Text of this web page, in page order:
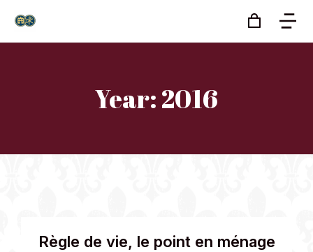
Year: 2016
Règle de vie, le point en ménage